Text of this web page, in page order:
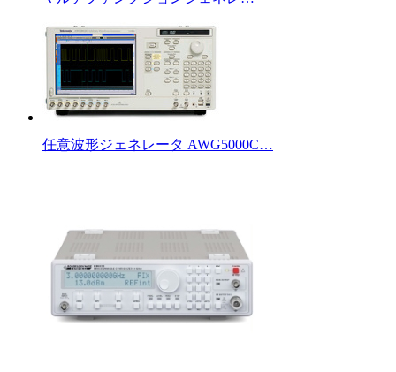
任意波形ジェネレータ AWG5000C…